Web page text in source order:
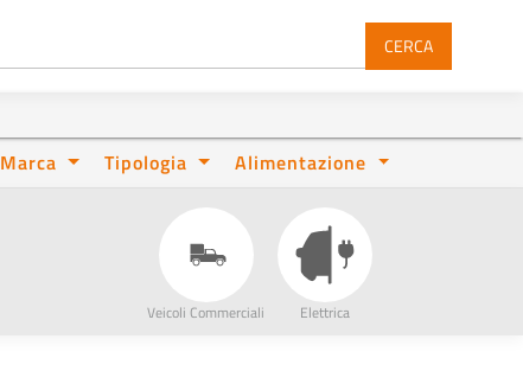
CERCA
Marca Tipologia Alimentazione
Veicoli Commerciali Elettrica